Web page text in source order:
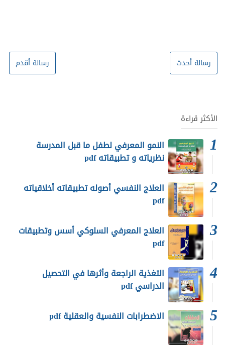
رسالة أحدث رسالة أقدم
الأكثر قراءة
النمو المعرفي لطفل ما قبل المدرسة
نظرياته و تطبيقاته pdf
العلاج النفسي أصوله تطبيقاته أخلاقياته
pdf
العلاج المعرفي السلوكي أسس وتطبيقات
pdf
التغذية الراجعة وأثرها في التحصيل
الدراسي pdf
الاضطرابات النفسية والعقلية pdf